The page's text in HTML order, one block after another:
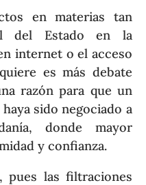
en materias tan
del Estado en la
internet o el acceso
es más debate
razón para que un
sido negociado a
donde mayor
y confianza.
pues las filtraciones